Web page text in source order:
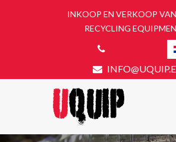
INKOOP EN VERKOOP
RECYCLING